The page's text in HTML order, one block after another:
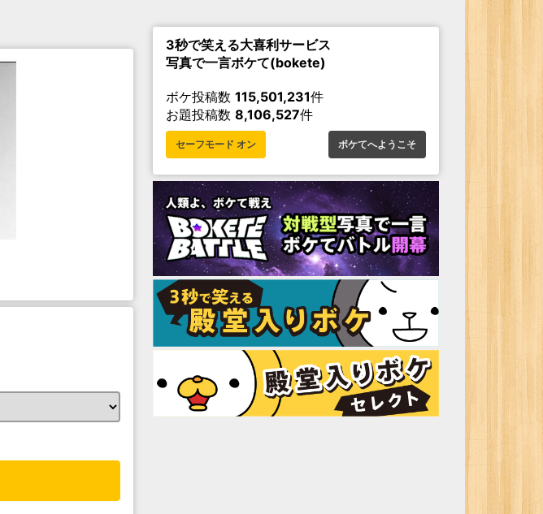
3秒で笑える大喜利サービス
写真で一言ボケて(bokete)
ボケ投稿数 115,501,231件
お題投稿数 8,106,527件
セーフモード オン ボケてへようこそ